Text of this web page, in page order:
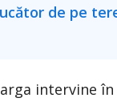
intervine